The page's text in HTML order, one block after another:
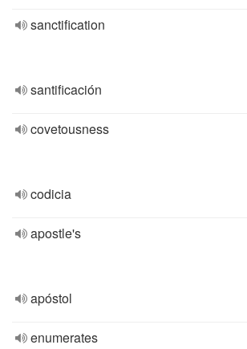
sanctification
santificación
covetousness
codicia
apostle's
apóstol
enumerates